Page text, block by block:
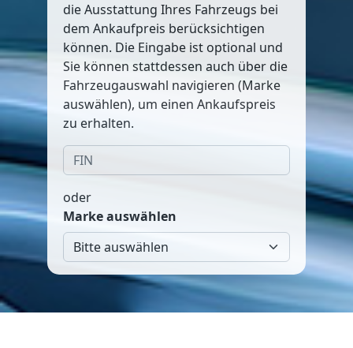
die Ausstattung Ihres Fahrzeugs bei
dem Ankaufpreis berücksichtigen
können. Die Eingabe ist optional und
Sie können stattdessen auch über die
Fahrzeugauswahl navigieren (Marke
auswählen), um einen Ankaufspreis
zu erhalten.
oder
Marke auswählen